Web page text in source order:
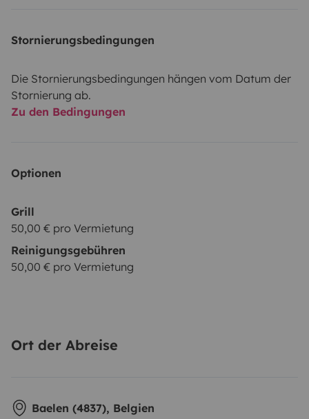
Stornierungsbedingungen
Die Stornierungsbedingungen hängen vom Datum der
Stornierung ab.
Zu den Bedingungen
Optionen
Grill
50,00 € pro Vermietung
Reinigungsgebühren
50,00 € pro Vermietung
Ort der Abreise
Baelen (4837), Belgien